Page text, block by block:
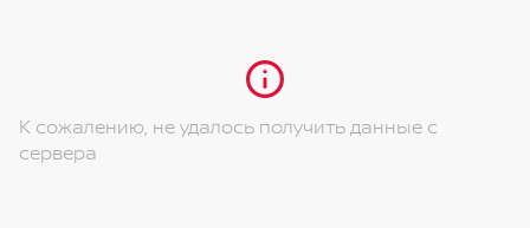
К сожалению, не удалось получить данные с
сервера